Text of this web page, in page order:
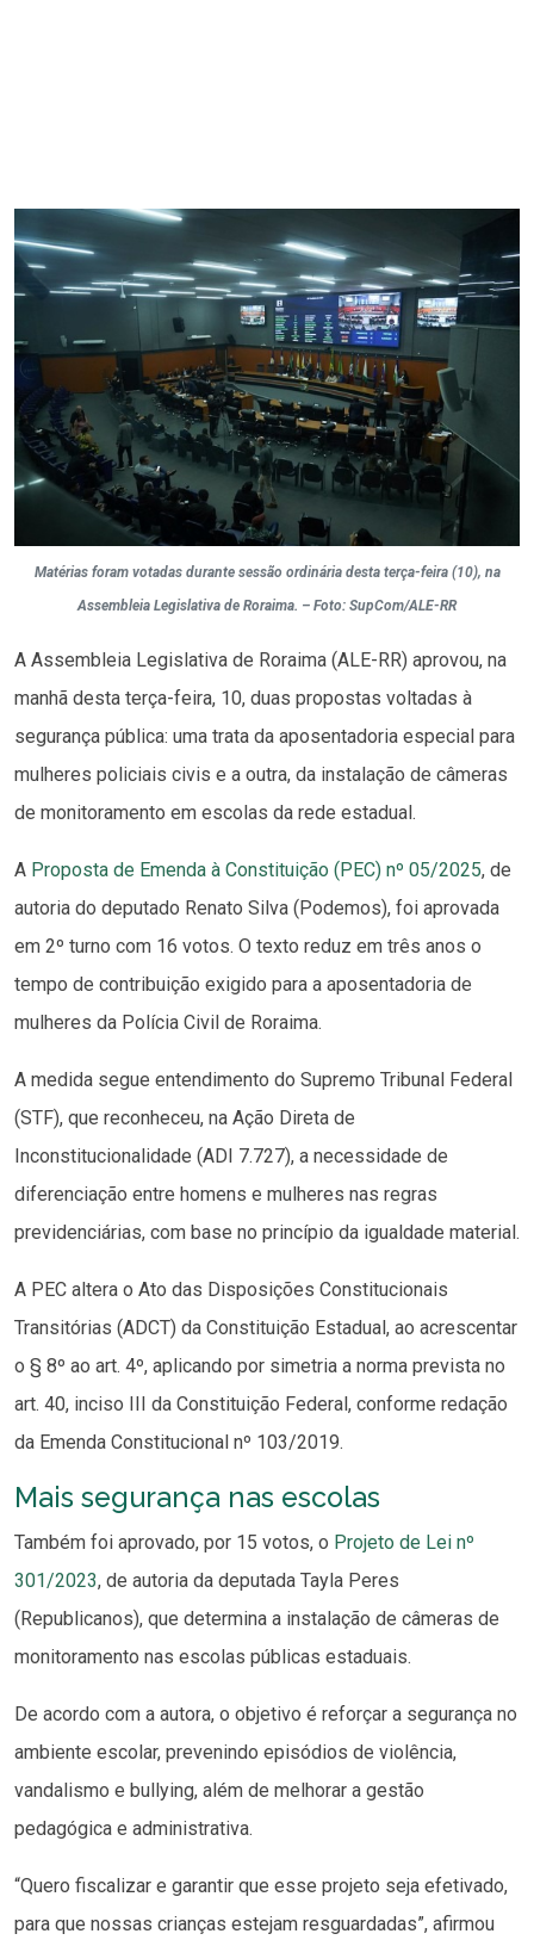
Matérias foram votadas durante sessão ordinária desta terça-feira (10), na
Assembleia Legislativa de Roraima. – Foto: SupCom/ALE-RR
A Assembleia Legislativa de Roraima (ALE-RR) aprovou, na
manhã desta terça-feira, 10, duas propostas voltadas à
segurança pública: uma trata da aposentadoria especial para
mulheres policiais civis e a outra, da instalação de câmeras
de monitoramento em escolas da rede estadual.
A Proposta de Emenda à Constituição (PEC) nº 05/2025, de
autoria do deputado Renato Silva (Podemos), foi aprovada
em 2º turno com 16 votos. O texto reduz em três anos o
tempo de contribuição exigido para a aposentadoria de
mulheres da Polícia Civil de Roraima.
A medida segue entendimento do Supremo Tribunal Federal
(STF), que reconheceu, na Ação Direta de
Inconstitucionalidade (ADI 7.727), a necessidade de
diferenciação entre homens e mulheres nas regras
previdenciárias, com base no princípio da igualdade material.
A PEC altera o Ato das Disposições Constitucionais
Transitórias (ADCT) da Constituição Estadual, ao acrescentar
o § 8º ao art. 4º, aplicando por simetria a norma prevista no
art. 40, inciso III da Constituição Federal, conforme redação
da Emenda Constitucional nº 103/2019.
Mais segurança nas escolas
Também foi aprovado, por 15 votos, o Projeto de Lei nº
301/2023, de autoria da deputada Tayla Peres
(Republicanos), que determina a instalação de câmeras de
monitoramento nas escolas públicas estaduais.
De acordo com a autora, o objetivo é reforçar a segurança no
ambiente escolar, prevenindo episódios de violência,
vandalismo e bullying, além de melhorar a gestão
pedagógica e administrativa.
“Quero fiscalizar e garantir que esse projeto seja efetivado,
para que nossas crianças estejam resguardadas”, afirmou